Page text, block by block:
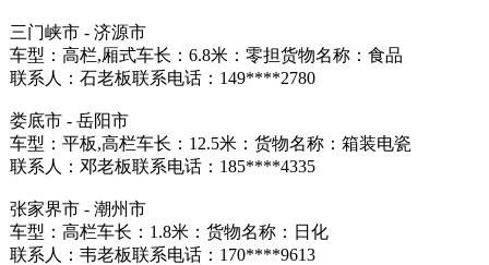
三门峡市 - 济源市
车型：高栏,厢式车长：6.8米：零担货物名称：食品
联系人：石老板联系电话：149****2780
娄底市 - 岳阳市
车型：平板,高栏车长：12.5米：货物名称：箱装电瓷
联系人：邓老板联系电话：185****4335
张家界市 - 潮州市
车型：高栏车长：1.8米：货物名称：日化
联系人：韦老板联系电话：170****9613